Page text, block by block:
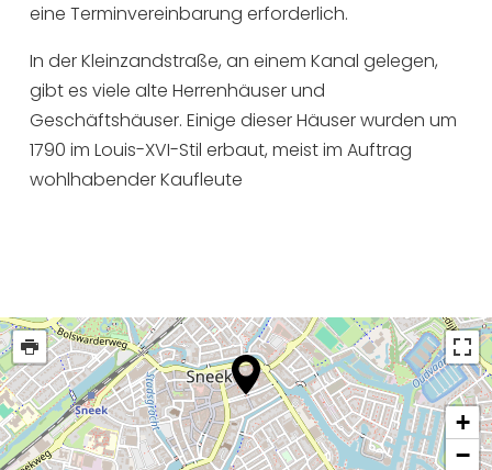
eine Terminvereinbarung erforderlich.
In der Kleinzandstraße, an einem Kanal gelegen,
gibt es viele alte Herrenhäuser und
Geschäftshäuser. Einige dieser Häuser wurden um
1790 im Louis-XVI-Stil erbaut, meist im Auftrag
wohlhabender Kaufleute
+
−